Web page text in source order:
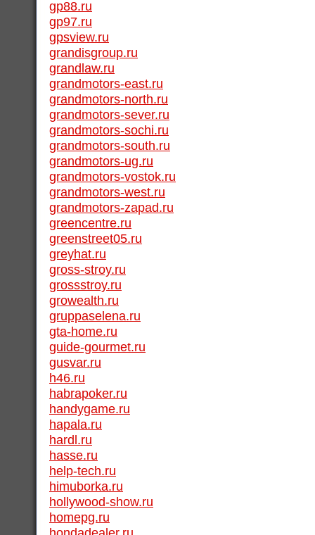
gp88.ru
gp97.ru
gpsview.ru
grandisgroup.ru
grandlaw.ru
grandmotors-east.ru
grandmotors-north.ru
grandmotors-sever.ru
grandmotors-sochi.ru
grandmotors-south.ru
grandmotors-ug.ru
grandmotors-vostok.ru
grandmotors-west.ru
grandmotors-zapad.ru
greencentre.ru
greenstreet05.ru
greyhat.ru
gross-stroy.ru
grossstroy.ru
growealth.ru
gruppaselena.ru
gta-home.ru
guide-gourmet.ru
gusvar.ru
h46.ru
habrapoker.ru
handygame.ru
hapala.ru
hardl.ru
hasse.ru
help-tech.ru
himuborka.ru
hollywood-show.ru
homepg.ru